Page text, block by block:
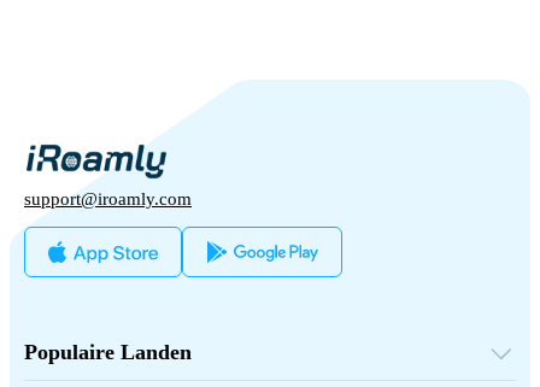
support@iroamly.com
Populaire Landen